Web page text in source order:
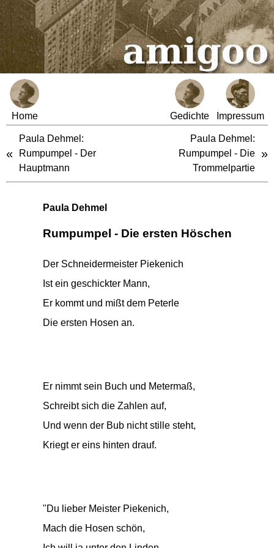
Home Gedichte Impressum
«
Paula Dehmel:
Rumpumpel - Der
Hauptmann
Paula Dehmel:
Rumpumpel - Die
Trommelpartie
»
Paula Dehmel
Rumpumpel - Die ersten Höschen
Der Schneidermeister Piekenich
Ist ein geschickter Mann,
Er kommt und mißt dem Peterle
Die ersten Hosen an.
Er nimmt sein Buch und Metermaß,
Schreibt sich die Zahlen auf,
Und wenn der Bub nicht stille steht,
Kriegt er eins hinten drauf.
"Du lieber Meister Piekenich,
Mach die Hosen schön,